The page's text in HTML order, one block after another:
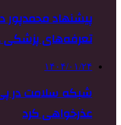
تعرفه‌های پزشکی در
۱۴۰۴/۰۱/۲۴
شبکه سلامت در پی
عذرخواهی کرد